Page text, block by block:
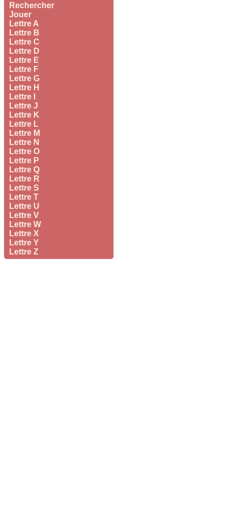
Rechercher
Jouer
Lettre A
Lettre B
Lettre C
Lettre D
Lettre E
Lettre F
Lettre G
Lettre H
Lettre I
Lettre J
Lettre K
Lettre L
Lettre M
Lettre N
Lettre O
Lettre P
Lettre Q
Lettre R
Lettre S
Lettre T
Lettre U
Lettre V
Lettre W
Lettre X
Lettre Y
Lettre Z